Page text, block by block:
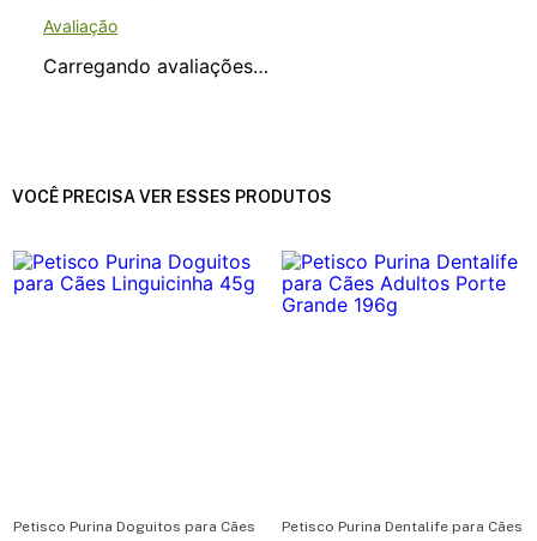
Carregando avaliações…
VOCÊ PRECISA VER ESSES PRODUTOS
Petisco Purina Doguitos para Cães
Petisco Purina Dentalife para Cães